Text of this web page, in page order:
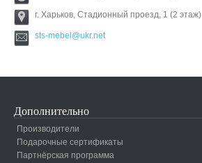
г. Харьков, Стадионный проезд, 1 (2 этаж)
sts-mebel@ukr.net
Дополнительно
Производители
Подарочные сертификаты
Партнёрская программа